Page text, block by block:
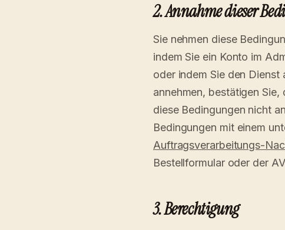
2. Annahme dieser
Sie nehmen diese
indem Sie ein Konto im
oder indem Sie den Dienst
annehmen, bestätigen
diese Bedingungen nicht
Bedingungen mit einem
Auftragsverarbeitungs-
Bestellformular oder der
3. Berechtigung